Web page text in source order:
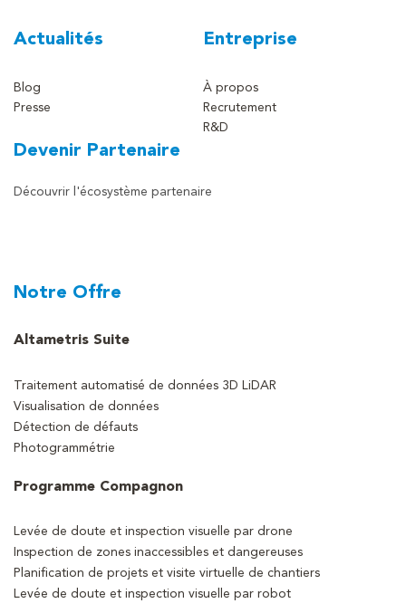
Actualités
Blog
Presse
Entreprise
À propos
Recrutement
R&D
Devenir Partenaire
Découvrir l'écosystème partenaire
Notre Offre
Altametris Suite
Traitement automatisé de données 3D LiDAR
Visualisation de données
Détection de défauts
Photogrammétrie
Programme Compagnon
Levée de doute et inspection visuelle par drone
Inspection de zones inaccessibles et dangereuses
Planification de projets et visite virtuelle de chantiers
Levée de doute et inspection visuelle par robot